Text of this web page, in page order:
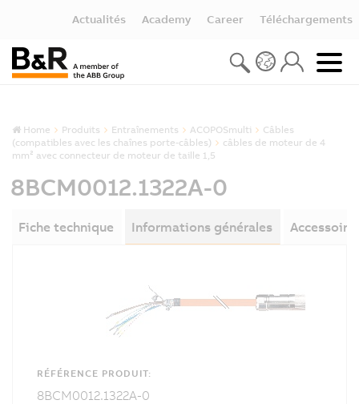
Actualités Academy Career Téléchargements
Home Produits Entraînements ACOPOSmulti
Câbles
(compatibles avec les chaînes porte-câbles)
câbles de moteur de 4
mm² avec connecteur de moteur de taille 1,5
8BCM0012.1322A-0
Fiche technique Informations générales
RÉFÉRENCE PRODUIT:
8BCM0012.1322A-0